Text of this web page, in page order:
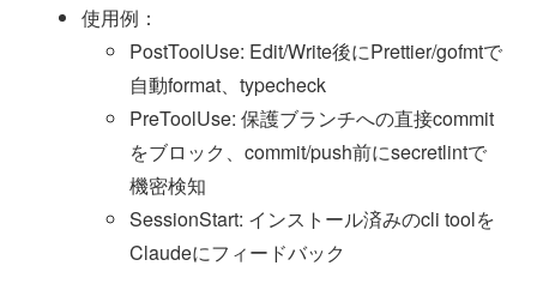
使用例：
PostToolUse: Edit/Write後にPrettier/gofmtで
自動format、typecheck
PreToolUse: 保護ブランチへの直接commit
をブロック、commit/push前にsecretlintで
機密検知
SessionStart: インストール済みのcli toolを
Claudeにフィードバック